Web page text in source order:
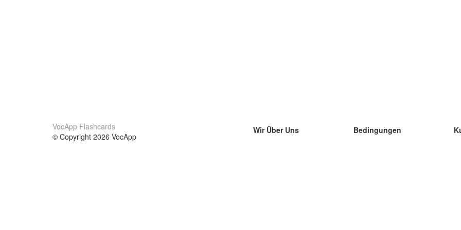
VocApp Flashcards
© Copyright 2026 VocApp
Wir Über Uns
Bedingungen